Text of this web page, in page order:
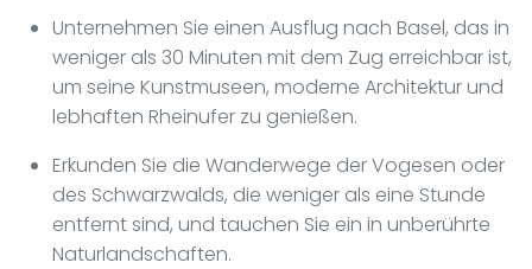
Unternehmen Sie einen Ausflug nach Basel, das in
weniger als 30 Minuten mit dem Zug erreichbar ist,
um seine Kunstmuseen, moderne Architektur und
lebhaften Rheinufer zu genießen.
Erkunden Sie die Wanderwege der Vogesen oder
des Schwarzwalds, die weniger als eine Stunde
entfernt sind, und tauchen Sie ein in unberührte
Naturlandschaften.